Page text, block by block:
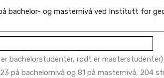
bachelor- og masternivå ved Institutt for
bachelorstudenter, rødt er
på bachelornivå og 81 på masternivå,